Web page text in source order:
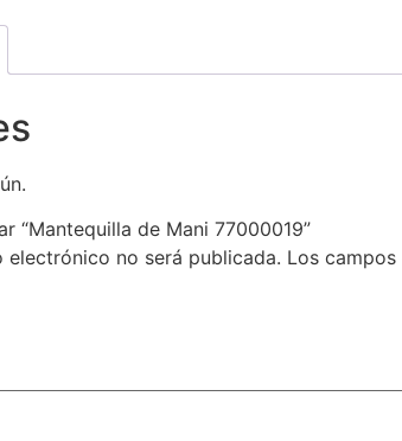
“Mantequilla de Mani 77000019”
no será publicada. Los